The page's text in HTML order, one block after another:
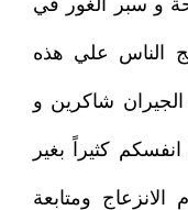
و سبر الغور في
الناس علي هذه
الجيران شاكرين و
انفسكم كثيراً بغير
ومتابعة